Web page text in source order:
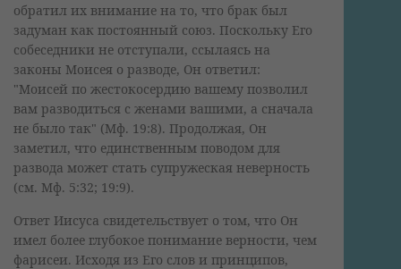
обратил их внимание на то, что брак был
задуман как постоянный союз. Поскольку Его
собеседники не отступали, ссылаясь на
законы Моисея о разводе, Он ответил:
"Моисей по жестокосердию вашему позволил
вам разводиться с женами вашими, а сначала
не было так" (Мф. 19:8). Продолжая, Он
заметил, что единственным поводом для
развода может стать супружеская неверность
(см. Мф. 5:32; 19:9).
Ответ Иисуса свидетельствует о том, что Он
имел более глубокое понимание верности, чем
фарисеи. Исходя из Его слов и принципов,